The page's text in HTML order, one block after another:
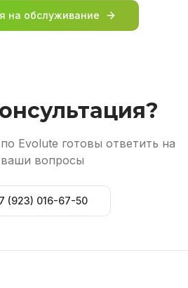
на обслуживание
Evolute готовы ответить на
ваши вопросы
(923) 016-67-50